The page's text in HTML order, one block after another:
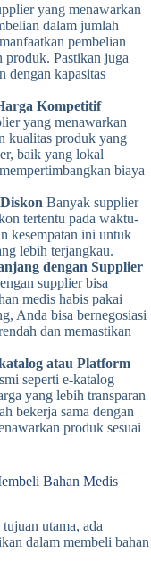
yang menawarkan
dalam jumlah
pembelian
produk. Pastikan juga
dengan kapasitas
Kompetitif
yang menawarkan
kualitas produk yang
baik yang lokal
biaya
Banyak supplier
tertentu pada waktu-
kesempatan ini untuk
lebih terjangkau.
dengan Supplier
supplier bisa
medis habis pakai
Anda bisa bernegosiasi
dan memastikan
atau Platform
seperti e-katalog
yang lebih transparan
bekerja sama dengan
produk sesuai
Bahan Medis
utama, ada
dalam membeli bahan